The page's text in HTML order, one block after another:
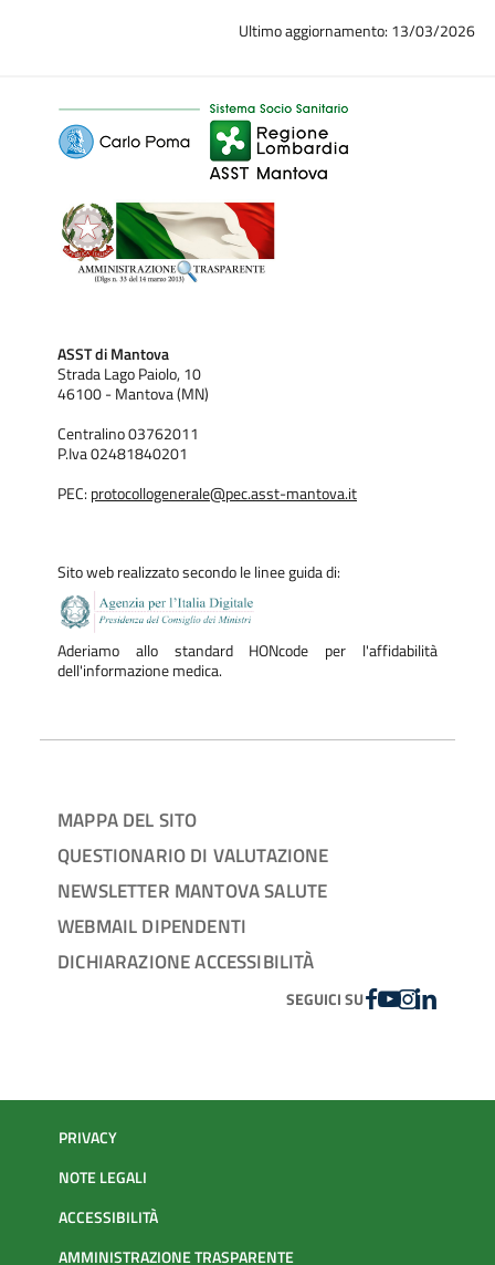
Ultimo aggiornamento: 13/03/2026
ASST di Mantova
Strada Lago Paiolo, 10
46100 - Mantova (MN)
Centralino 03762011
P.Iva 02481840201
PEC: protocollogenerale@pec.asst-mantova.it
Sito web realizzato secondo le linee guida di:
Aderiamo allo standard HONcode per l'affidabilità
dell'informazione medica.
MAPPA DEL SITO
QUESTIONARIO DI VALUTAZIONE
NEWSLETTER MANTOVA SALUTE
WEBMAIL DIPENDENTI
DICHIARAZIONE ACCESSIBILITÀ
SEGUICI SUFACEBOOK
YOUTUBE
INSTAGRAM
LINKEDIN
PRIVACY
NOTE LEGALI
ACCESSIBILITÀ
AMMINISTRAZIONE TRASPARENTE